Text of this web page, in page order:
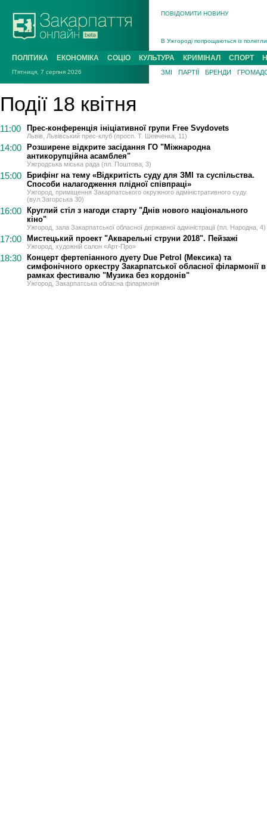
ПОВІДОМИТИ НОВИНУ
В Ужгороді попрощаються із
В Ужгороді 5 серпня
Підтвердили загибель захисника
На війні з рф поліг військовий з
ПОЛІТИКА ЕКОНОМІКА СОЦІО КУЛЬТУРА КРИМІНАЛ СПОРТ
П'ятниця, 7 серпня 2026 ЗМІ ПАРТІЇ БРЕНДИ
Події 18 квітня
11:00 Прес-конференція ініціативної групи Free Svydovets
Львів, Львівський прес-клуб (просп. Т. Шевченка, 11)
14:00
Розширене відкрите засідання ГО "Міжнародна
антикорупційна асамблея"
Ужгродська міська рада (пл. Поштова, 3)
15:00
Брифінг на тему «Відкритість суду для ЗМІ та суспільства.
Способи налагодження плідної співпраці»
Ужгород, приміщення Закарпатського окружного адміністративного суду
(вул.Загорська 30)
16:00
Круглий стіл з нагоди старту "Днів нового національного
кіно"
Ужгород, зала Закарпатської обласної державної адміністрації (пл. Народна, 4)
17:00 Мистецький проект "Акварельні струни 2018". Пейзажі
Ужгород, художній салон «Арт-Про»
18:30
Концерт фертепіанного дуету Due Petrol (Мексика) та
симфонічного оркестру Закарпатської обласної філармонії в
рамках фестивалю "Музика без кордонів"
Ужгород, Закарпатська обласна філармонія